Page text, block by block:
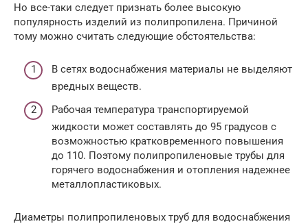
Но все-таки следует признать более высокую
популярность изделий из полипропилена. Причиной
тому можно считать следующие обстоятельства:
В сетях водоснабжения материалы не выделяют
вредных веществ.
Рабочая температура транспортируемой
жидкости может составлять до 95 градусов с
возможностью кратковременного повышения
до 110. Поэтому полипропиленовые трубы для
горячего водоснабжения и отопления надежнее
металлопластиковых.
Диаметры полипропиленовых труб для водоснабжения